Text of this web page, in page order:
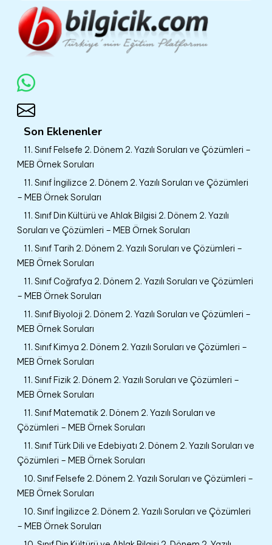
Son Eklenenler
11. Sınıf Felsefe 2. Dönem 2. Yazılı Soruları ve Çözümleri –
MEB Örnek Soruları
11. Sınıf İngilizce 2. Dönem 2. Yazılı Soruları ve Çözümleri
– MEB Örnek Soruları
11. Sınıf Din Kültürü ve Ahlak Bilgisi 2. Dönem 2. Yazılı
Soruları ve Çözümleri – MEB Örnek Soruları
11. Sınıf Tarih 2. Dönem 2. Yazılı Soruları ve Çözümleri –
MEB Örnek Soruları
11. Sınıf Coğrafya 2. Dönem 2. Yazılı Soruları ve Çözümleri
– MEB Örnek Soruları
11. Sınıf Biyoloji 2. Dönem 2. Yazılı Soruları ve Çözümleri –
MEB Örnek Soruları
11. Sınıf Kimya 2. Dönem 2. Yazılı Soruları ve Çözümleri –
MEB Örnek Soruları
11. Sınıf Fizik 2. Dönem 2. Yazılı Soruları ve Çözümleri –
MEB Örnek Soruları
11. Sınıf Matematik 2. Dönem 2. Yazılı Soruları ve
Çözümleri – MEB Örnek Soruları
11. Sınıf Türk Dili ve Edebiyatı 2. Dönem 2. Yazılı Soruları ve
Çözümleri – MEB Örnek Soruları
10. Sınıf Felsefe 2. Dönem 2. Yazılı Soruları ve Çözümleri –
MEB Örnek Soruları
10. Sınıf İngilizce 2. Dönem 2. Yazılı Soruları ve Çözümleri
– MEB Örnek Soruları